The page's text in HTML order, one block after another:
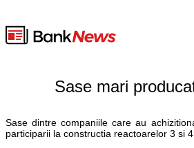
Sase mari
Sase dintre companiile care au
participarii la constructia reactoarelor 3 si